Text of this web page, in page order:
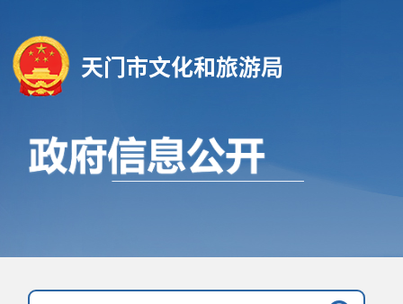
天门市文化和旅游局